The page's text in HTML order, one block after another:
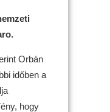
Orbán
időben a
hogy